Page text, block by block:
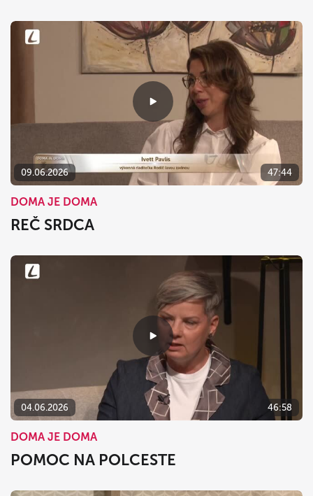
09.06.2026 47:44
DOMA JE DOMA
REČ SRDCA
04.06.2026 46:58
DOMA JE DOMA
POMOC NA POLCESTE